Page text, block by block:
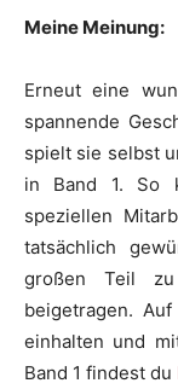
Meine Meinung:
Erneut eine
spannende
spielt sie selbst
in Band 1. So
speziellen
tatsächlich
großen Teil
beigetragen.
einhalten und
Band 1 findest du